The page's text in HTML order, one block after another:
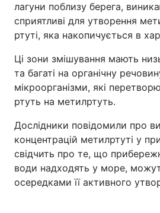
лагуни поблизу берега,
сприятливі для утворення
ртуті, яка накопичується в
Ці зони змішування мають
та багаті на органічну
мікроорганізми, які
ртуть на метилртуть.
Дослідники повідомили про
концентрацій метилртуті у
свідчить про те, що
води надходять у море,
осередками її активного